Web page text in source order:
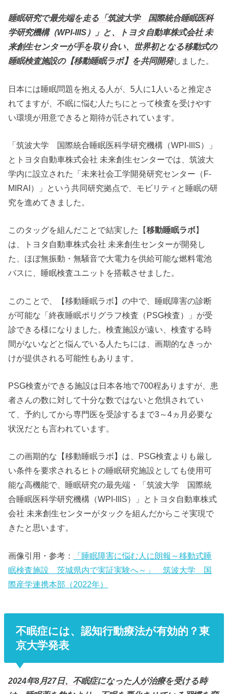
睡眠研究で最先端を走る「筑波大学 国際統合睡眠医科
学研究機構（WPI-IIIS）」と、トヨタ自動車株式会社 未
来創生センターが手を取り合い、世界初となる移動式の
睡眠検査施設の【移動睡眠ラボ】を共同開発しました。
日本には睡眠問題を抱える人が、5人に1人いると推定さ
れてますが、不眠に悩む人たちにとって検査を受けやす
い環境が用意できると期待が託されています。
「筑波大学 国際統合睡眠医科学研究機構（WPI-IIIS）」
とトヨタ自動車株式会社 未来創生センターでは、筑波大
学内に設立された「未来社会工学開発研究センター（F-
MIRAI）」という共同研究拠点で、モビリティと睡眠の研
究を進めてきました。
このタッグを組んだことで結実した【移動睡眠ラボ】
は、トヨタ自動車株式会社 未来創生センターが開発し
た、ほぼ無振動・無騒音で大電力を供給可能な燃料電池
バスに、睡眠検査ユニットを搭載させました。
このことで、【移動睡眠ラボ】の中で、睡眠障害の診断
が可能な「終夜睡眠ポリグラフ検査（PSG検査）」が受
診できる様になりました。検査施設が遠い、検査する時
間がないなどと悩んでいる人たちには、画期的なきっか
けが提供される可能性もあります。
PSG検査ができる施設は日本各地で700程ありますが、患
者さんの数に対して十分な数ではないと危惧されてい
て、予約してから専門医を受診するまで3～4ヵ月必要な
状況だとも言われています。
この画期的な【移動睡眠ラボ】は、PSG検査よりも厳し
い条件を要求されるヒトの睡眠研究施設としても使用可
能な高機能で、睡眠研究の最先端・「筑波大学 国際統
合睡眠医科学研究機構（WPI-IIIS）」とトヨタ自動車株式
会社 未来創生センターがタックを組んだからこそ実現で
きたと思います。
画像引用・参考：
「睡眠障害に悩む人に朗報～移動式睡
眠検査施設 茨城県内で実証実験へ～」 筑波大学 国
際産学連携本部（2022年）
不眠症には、認知行動療法が有効的？東
京大学発表
2024年8月27日、不眠症になった人が治療を受ける時